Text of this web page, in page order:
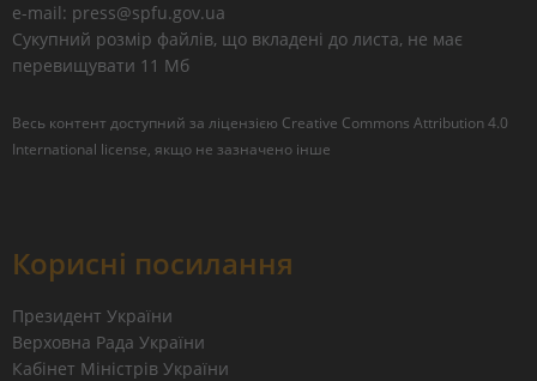
e-mail: press@spfu.gov.ua
Сукупний розмір файлів, що вкладені до листа, не має
перевищувати 11 Мб
Весь контент доступний за ліцензією Creative Commons Attribution 4.0
International license, якщо не зазначено інше
Корисні посилання
Президент України
Верховна Рада України
Кабінет Міністрів України